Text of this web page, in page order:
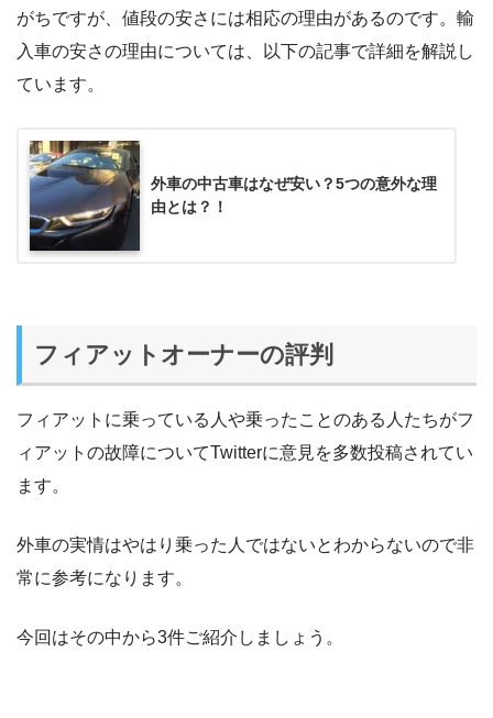
がちですが、値段の安さには相応の理由があるのです。輸
入車の安さの理由については、以下の記事で詳細を解説し
ています。
外車の中古車はなぜ安い？5つの意外な理
由とは？！
フィアットオーナーの評判
フィアットに乗っている人や乗ったことのある人たちがフ
ィアットの故障についてTwitterに意見を多数投稿されてい
ます。
外車の実情はやはり乗った人ではないとわからないので非
常に参考になります。
今回はその中から3件ご紹介しましょう。